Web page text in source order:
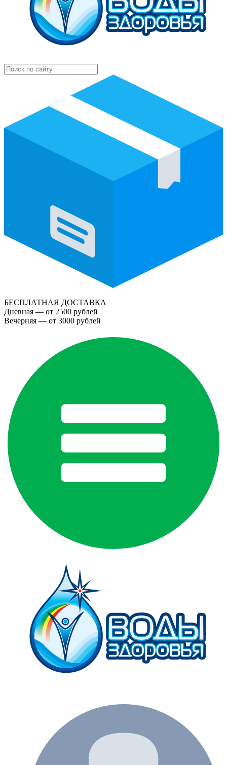
БЕСПЛАТНАЯ ДОСТАВКА
Дневная — от 2500 рублей
Вечерняя — от 3000 рублей